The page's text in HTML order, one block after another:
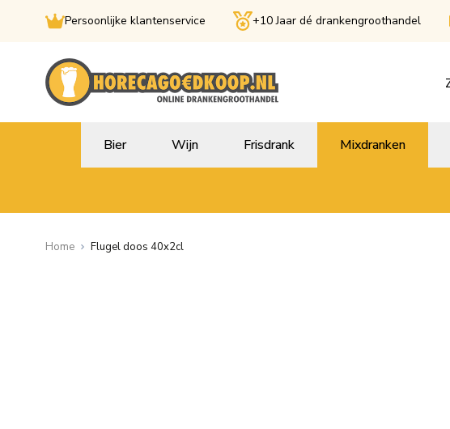
Persoonlijke klantenservice +10 Jaar dé drankengroothandel
Bier Wijn Frisdrank Mixdranken
Home Flugel doos 40x2cl